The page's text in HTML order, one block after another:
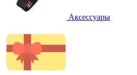
Аксессуары